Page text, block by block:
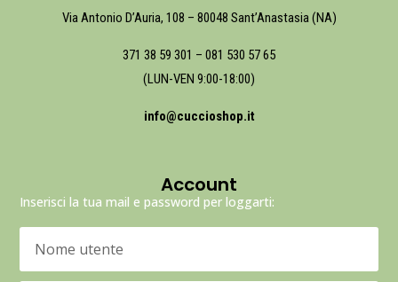
Via Antonio D’Auria, 108 – 80048 Sant’Anastasia (NA)
371 38 59 301 – 081 530 57 65
(LUN-VEN 9:00-18:00)
info@cuccioshop.it
Account
Inserisci la tua mail e password per loggarti: